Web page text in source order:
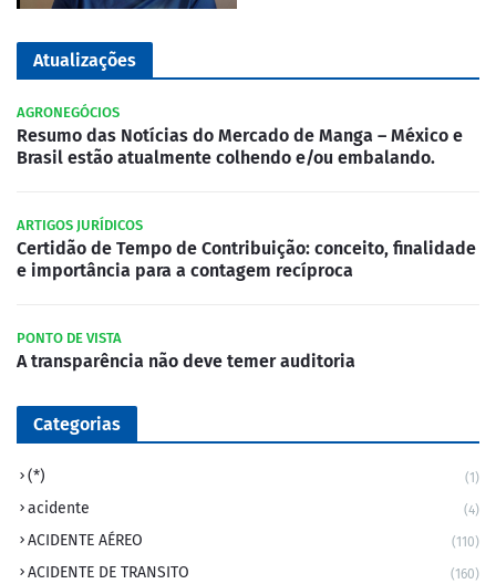
Atualizações
AGRONEGÓCIOS
Resumo das Notícias do Mercado de Manga – México e
Brasil estão atualmente colhendo e/ou embalando.
ARTIGOS JURÍDICOS
Certidão de Tempo de Contribuição: conceito, finalidade
e importância para a contagem recíproca
PONTO DE VISTA
A transparência não deve temer auditoria
Categorias
(*) (1)
acidente (4)
ACIDENTE AÉREO (110)
ACIDENTE DE TRANSITO (160)